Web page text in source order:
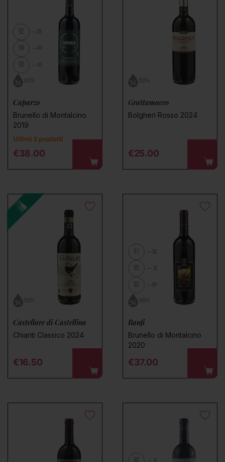
92
94 RP
93 VO
Caparzo
Brunello di Montalcino
2019
Ultimi 3 prodotti
Regular price
€38.00
13.5%
Grattamacco
Bolgheri Rosso 2024
Regular price
€25.00
13.0%
Castellare di Castellina
Chianti Classico 2024
Regular price
€16.50
91
93 JS
93 RP
Banfi
Brunello di Montalcino
2020
Regular price
€37.00